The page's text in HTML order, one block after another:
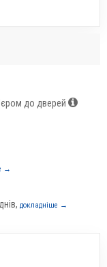
до дверей
→
докладніше →